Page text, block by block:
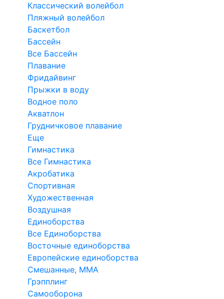
Классический волейбол
Пляжный волейбол
Баскетбол
Бассейн
Все Бассейн
Плавание
Фридайвинг
Прыжки в воду
Водное поло
Акватлон
Грудничковое плавание
Еще
Гимнастика
Все Гимнастика
Акробатика
Спортивная
Художественная
Воздушная
Единоборства
Все Единоборства
Восточные единоборства
Европейские единоборства
Смешанные, ММА
Грэпплинг
Самооборона